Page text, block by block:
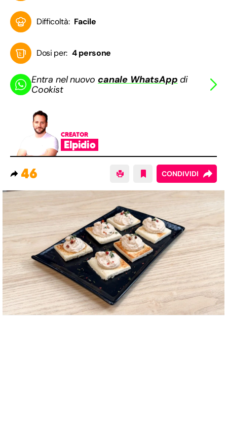
Difficoltà: Facile
Dosi per: 4 persone
Entra nel nuovocanale WhatsApp di
Cookist
CREATOR
Elpidio
46 CONDIVIDI